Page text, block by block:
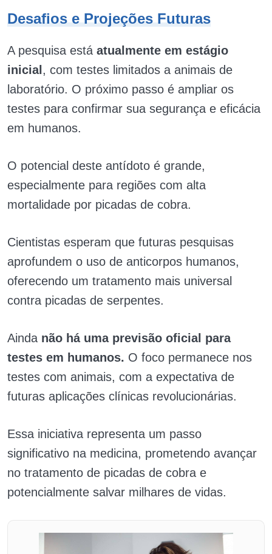
Desafios e Projeções Futuras
A pesquisa está atualmente em estágio
inicial , com testes limitados a animais de
laboratório. O próximo passo é ampliar os
testes para confirmar sua segurança e eficácia
em humanos.
O potencial deste antídoto é grande,
especialmente para regiões com alta
mortalidade por picadas de cobra.
Cientistas esperam que futuras pesquisas
aprofundem o uso de anticorpos humanos,
oferecendo um tratamento mais universal
contra picadas de serpentes.
Ainda não há uma previsão oficial para
testes em humanos. O foco permanece nos
testes com animais, com a expectativa de
futuras aplicações clínicas revolucionárias.
Essa iniciativa representa um passo
significativo na medicina, prometendo avançar
no tratamento de picadas de cobra e
potencialmente salvar milhares de vidas.